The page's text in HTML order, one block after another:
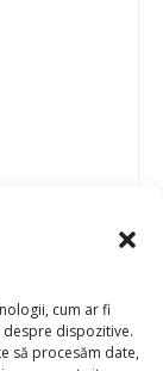
cum ar fi
dispozitive.
să procesăm date,